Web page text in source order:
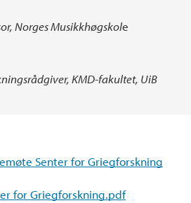
Norges Musikkhøgskole
KMD-fakultet, UiB
Senter for Griegforskning
for Griegforskning.pdf